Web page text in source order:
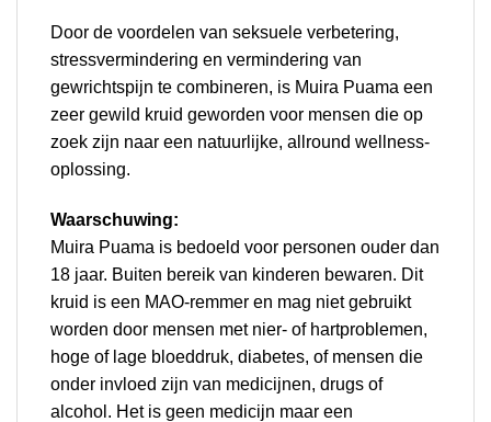
Door de voordelen van seksuele verbetering,
stressvermindering en vermindering van
gewrichtspijn te combineren, is Muira Puama een
zeer gewild kruid geworden voor mensen die op
zoek zijn naar een natuurlijke, allround wellness-
oplossing.
Waarschuwing:
Muira Puama is bedoeld voor personen ouder dan
18 jaar. Buiten bereik van kinderen bewaren. Dit
kruid is een MAO-remmer en mag niet gebruikt
worden door mensen met nier- of hartproblemen,
hoge of lage bloeddruk, diabetes, of mensen die
onder invloed zijn van medicijnen, drugs of
alcohol. Het is geen medicijn maar een